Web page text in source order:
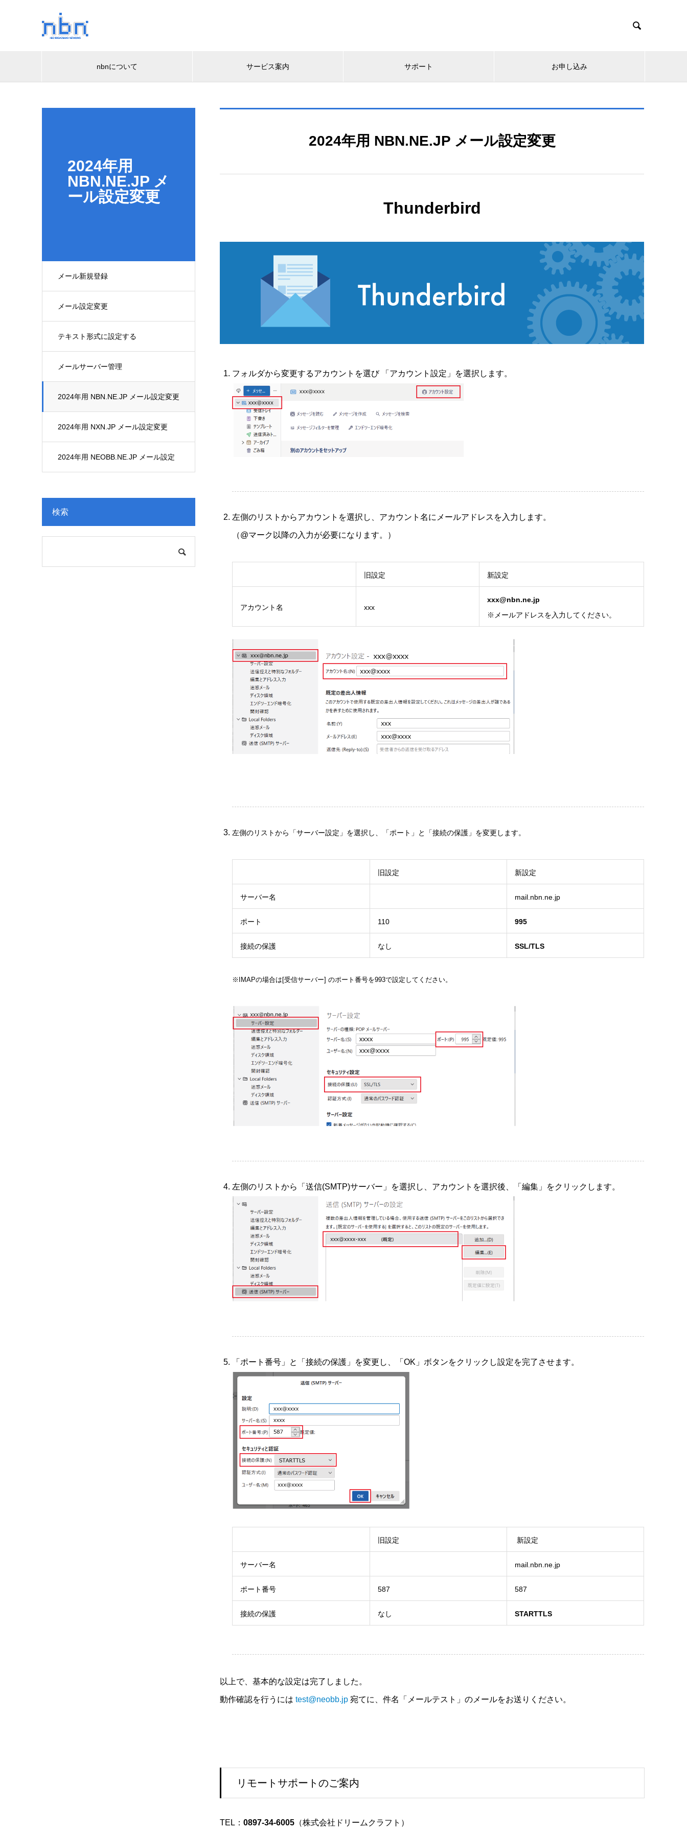

nbnについて サービス案内 サポート お申し込み
2024年用
NBN.NE.JP メ
ール設定変更
メール新規登録
メール設定変更
テキスト形式に設定する
メールサーバー管理
2024年用 NBN.NE.JP メール設定変更
2024年用 NXN.JP メール設定変更
2024年用 NEOBB.NE.JP メール設定
2024年用 NBN.NE.JP メール設定変更
Thunderbird
フォルダから変更するアカウントを選び 「アカウント設定」を選択します。
左側のリストからアカウントを選択し、アカウント名にメールアドレスを入力します。
（@マーク以降の入力が必要になります。）
旧設定 新設定
アカウント名 xxx
xxx@nbn.ne.jp
※メールアドレスを入力してください。
左側のリストから「サーバー設定」を選択し、「ポート」と「接続の保護」を変更します。
旧設定 新設定
サーバー名 mail.nbn.ne.jp
ポート 110 995
接続の保護 なし SSL/TLS
※IMAPの場合は[受信サーバー] のポート番号を993で設定してください。
左側のリストから「送信(SMTP)サーバー」を選択し、アカウントを選択後、「編集」をクリックします。
「ポート番号」と「接続の保護」を変更し、「OK」ボタンをクリックし設定を完了させます。
旧設定 新設定
サーバー名 mail.nbn.ne.jp
ポート番号 587 587
接続の保護 なし STARTTLS
以上で、基本的な設定は完了しました。
動作確認を行うには test@neobb.jp 宛てに、件名「メールテスト」のメールをお送りください。
リモートサポートのご案内
TEL： 0897-34-6005 （株式会社ドリームクラフト）
検索